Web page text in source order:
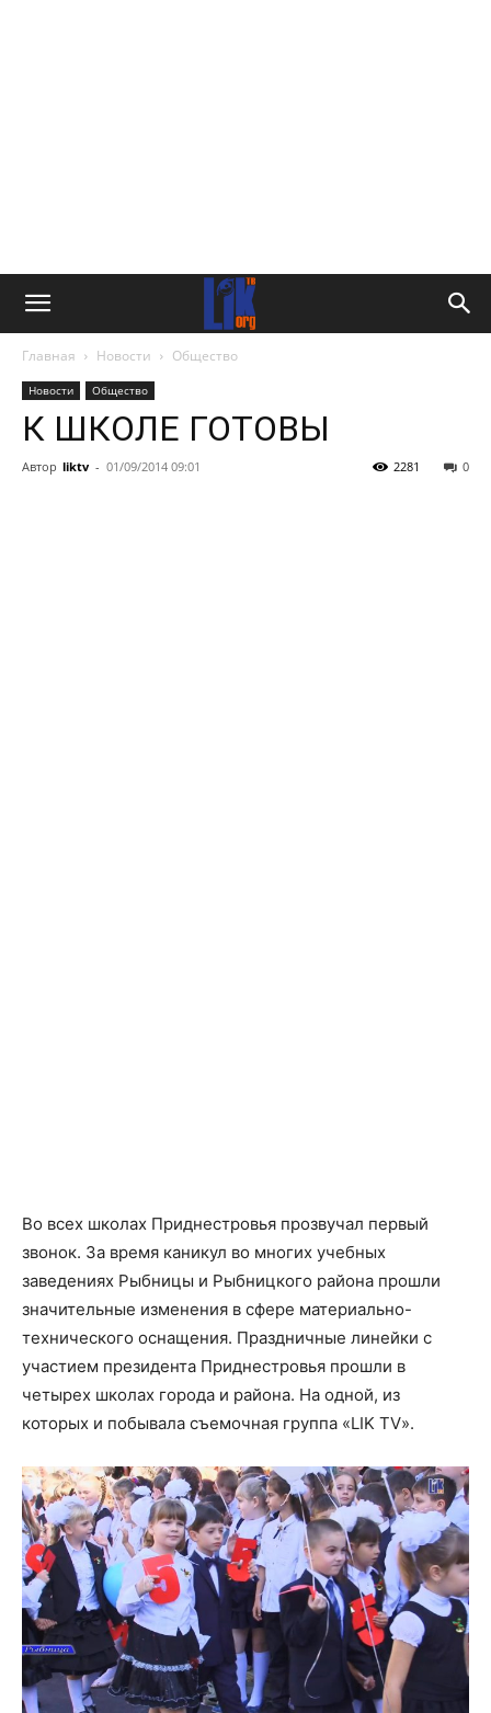
Главная Новости Общество
Новости Общество
К ШКОЛЕ ГОТОВЫ
Автор liktv - 01/09/2014 09:01 0
2281
Во всех школах Приднестровья прозвучал первый
звонок. За время каникул во многих учебных
заведениях Рыбницы и Рыбницкого района прошли
значительные изменения в сфере материально-
технического оснащения. Праздничные линейки с
участием президента Приднестровья прошли в
четырех школах города и района. На одной, из
которых и побывала съемочная группа «LIK TV».